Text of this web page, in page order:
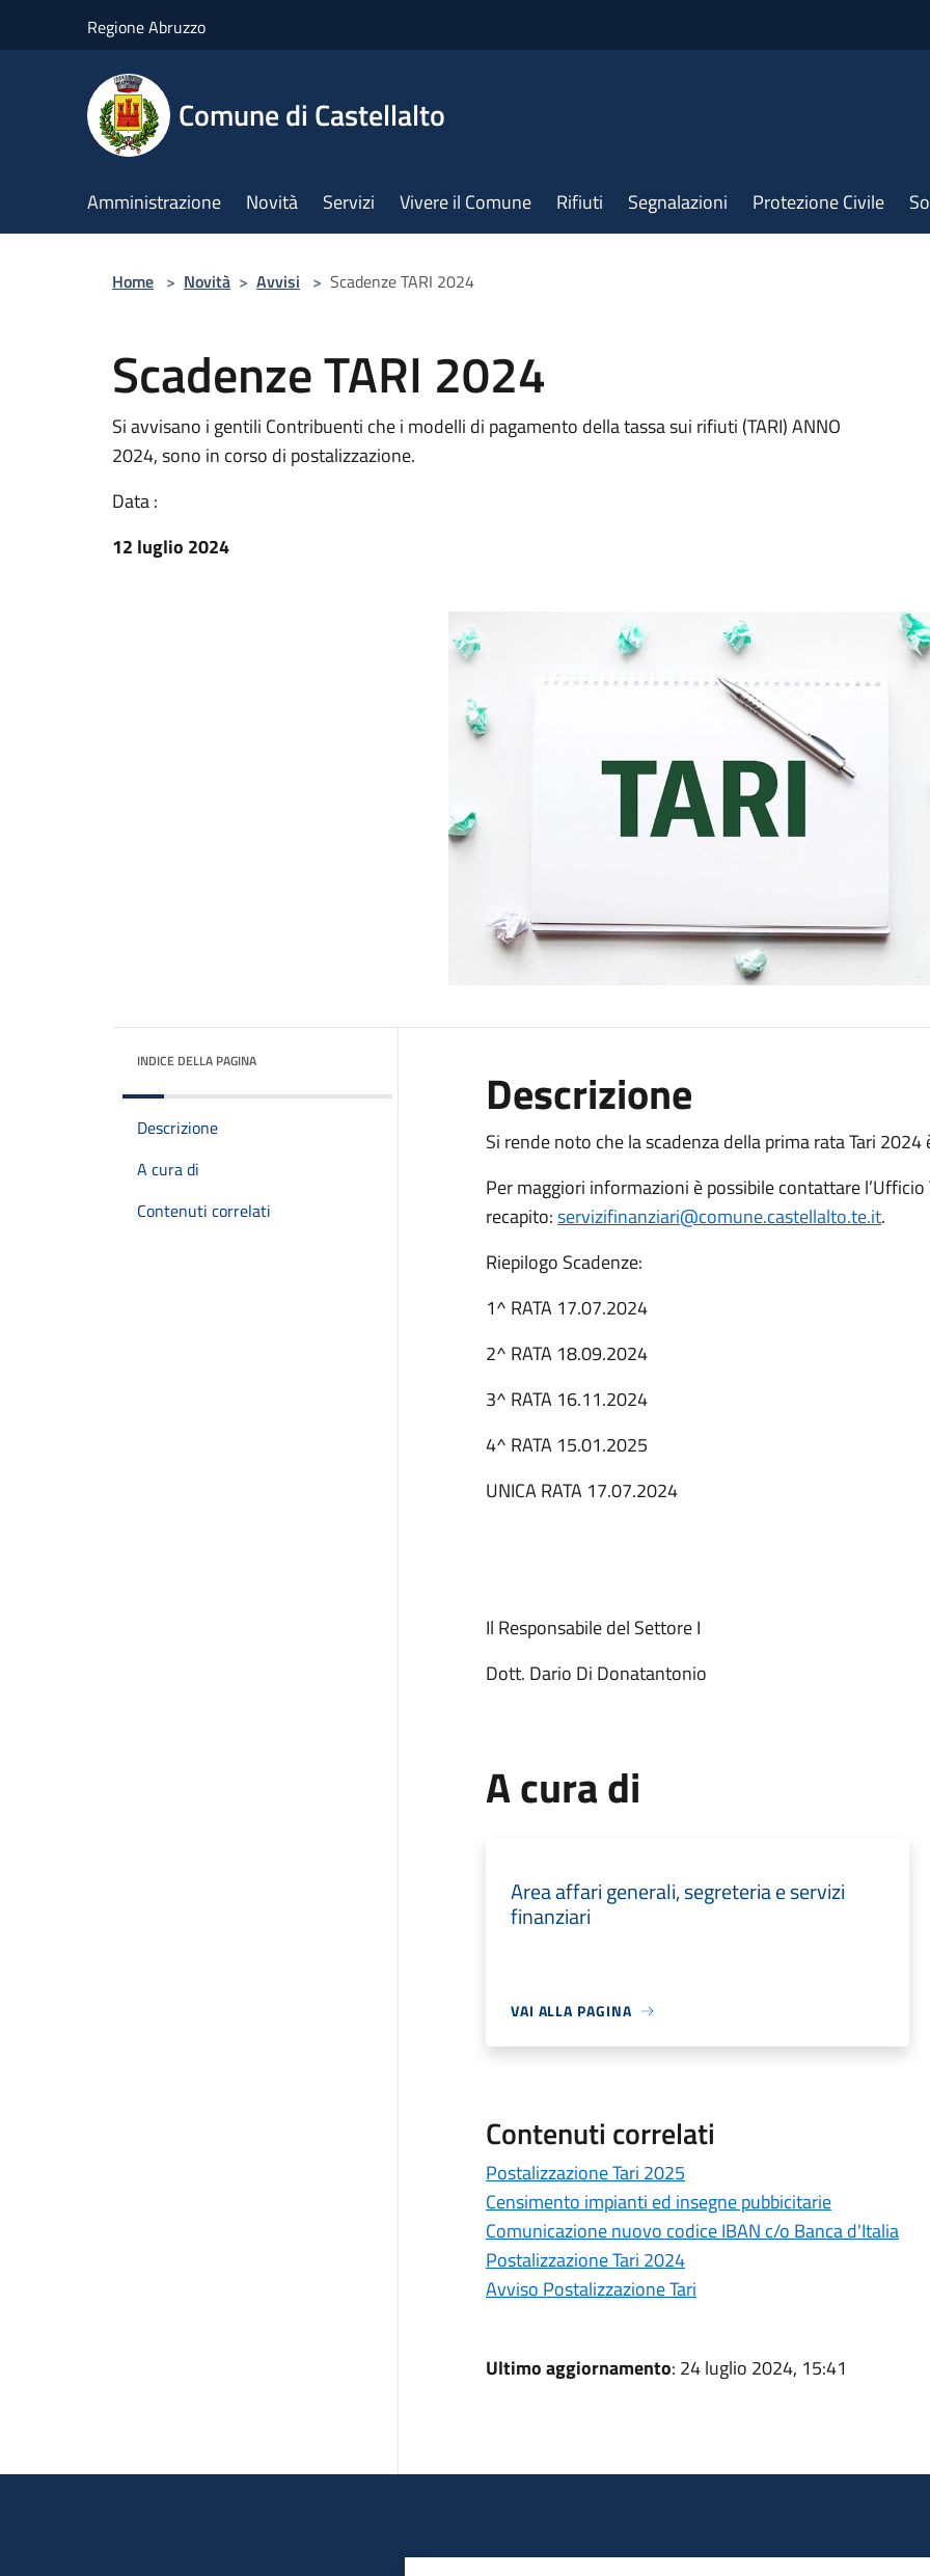
Regione Abruzzo
Comune di Castellalto
Amministrazione Novità Servizi Vivere il Comune Rifiuti Segnalazioni Protezione Civile
Home > Novità > Avvisi > Scadenze TARI 2024
Scadenze TARI 2024
Si avvisano i gentili Contribuenti che i modelli di pagamento della tassa sui rifiuti (TARI) ANNO
2024, sono in corso di postalizzazione.
Data :
12 luglio 2024
INDICE DELLA PAGINA
Descrizione
A cura di
Contenuti correlati
Descrizione
Si rende noto che la scadenza della prima rata Tari
Per maggiori informazioni è possibile contattare
recapito:servizifinanziari@comune.castellalto.te.it.
Riepilogo Scadenze:
1^ RATA 17.07.2024
2^ RATA 18.09.2024
3^ RATA 16.11.2024
4^ RATA 15.01.2025
UNICA RATA 17.07.2024
Il Responsabile del Settore I
Dott. Dario Di Donatantonio
A cura di
Area affari generali, segreteria e servizi
finanziari
VAI ALLA PAGINA
Contenuti correlati
Postalizzazione Tari 2025
Censimento impianti ed insegne pubbicitarie
Comunicazione nuovo codice IBAN c/o Banca d'Italia
Postalizzazione Tari 2024
Avviso Postalizzazione Tari
Ultimo aggiornamento: 24 luglio 2024, 15:41